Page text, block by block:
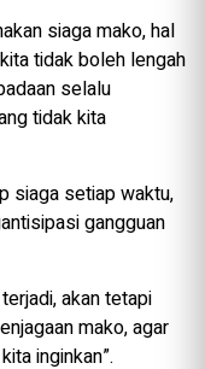
siaga mako, hal
tidak boleh lengah
selalu
tidak kita
siaga setiap waktu,
gangguan
akan tetapi
mako, agar
inginkan”.